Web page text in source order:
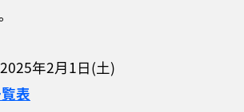
年2月1日(土)
表